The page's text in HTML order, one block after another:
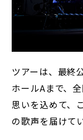
ツアーは、最終
ホールAまで、
思いを込めて、
の歌声を届けて